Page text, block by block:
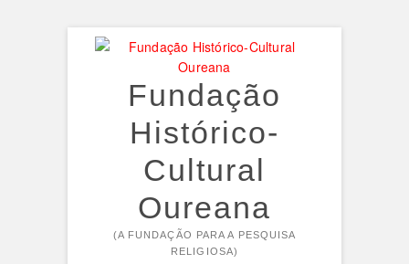
Fundação
Histórico-
Cultural
Oureana
(A FUNDAÇÃO PARA A PESQUISA
RELIGIOSA)